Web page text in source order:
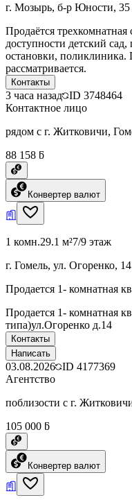
г. Мозырь, б-р Юности, 35
Продаётся
доступности детский
остановки, поликлиника.
рассматривается.
Контакты
3 часа назад ID 3748464
Контактное лицо
рядом с г. Житковичи,
88 158 ƃ
Конвертер валют
1 комн.29.1 м²7/9 этаж
г. Гомель, ул. Огоренко, 14
Продается 1- комнатная
Продается 1- комнатная
типа)ул.Огоренко д.14
Контакты
Написать
03.08.2026 ID 4177369
Агентство
поблизости с г.
105 000 ƃ
Конвертер валют